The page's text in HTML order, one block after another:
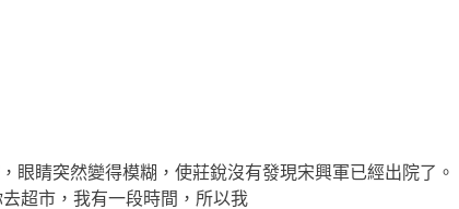
眼睛突然變得模糊，使莊銳沒有發現宋興軍已經出院了。
去超市，我有一段時間，所以我